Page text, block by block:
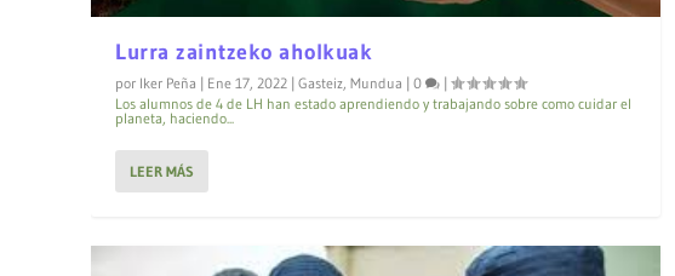
Lurra zaintzeko aholkuak
por Iker Peña | Ene 17, 2022 | Gasteiz Mundua | 0
|
Los alumnos de 4 de LH han estado aprendiendo y trabajando sobre como cuidar el
planeta, haciendo...
LEER MÁS